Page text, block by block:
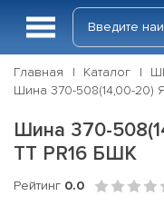
Главная Каталог
Шина 370-508(14,00-20)
Шина 370-
ТТ PR16 БШК
Рейтинг 0.0